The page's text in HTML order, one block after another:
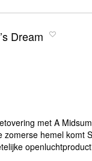
Dream
met A
zomerse hemel komt